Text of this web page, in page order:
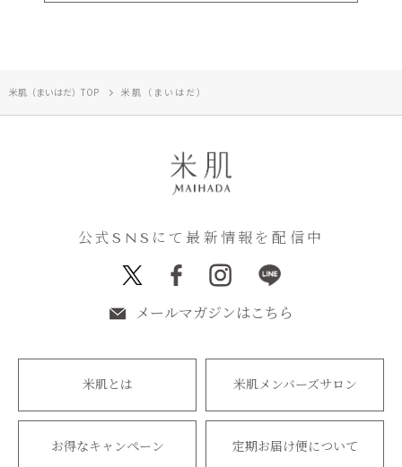
米肌（まいはだ）TOP 米肌（まいはだ）
公式SNSにて最新情報を配信中
メールマガジンはこちら
米肌とは 米肌メンバーズサロン
お得なキャンペーン 定期お届け便について